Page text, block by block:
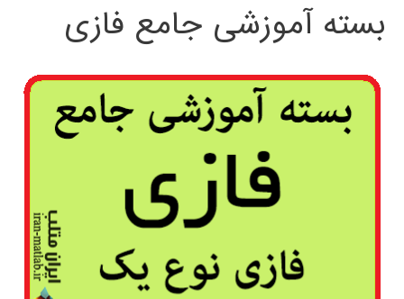
بسته آموزشی جامع فازی